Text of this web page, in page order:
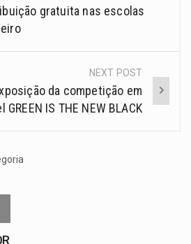
gratuita nas escolas
NEXT POST
da competição em
IS THE NEW BLACK